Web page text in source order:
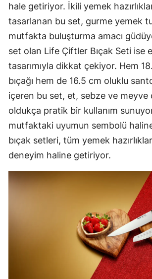
hale getiriyor. İkili yemek
tasarlanan bu set, gurme yemek
mutfakta buluşturma amacı
set olan Life Çiftler Bıçak Seti ise
tasarımıyla dikkat çekiyor. Hem
bıçağı hem de 16.5 cm oluklu
içeren bu set, et, sebze ve meyve
oldukça pratik bir kullanım
mutfaktaki uyumun sembolü
bıçak setleri, tüm yemek
deneyim haline getiriyor.